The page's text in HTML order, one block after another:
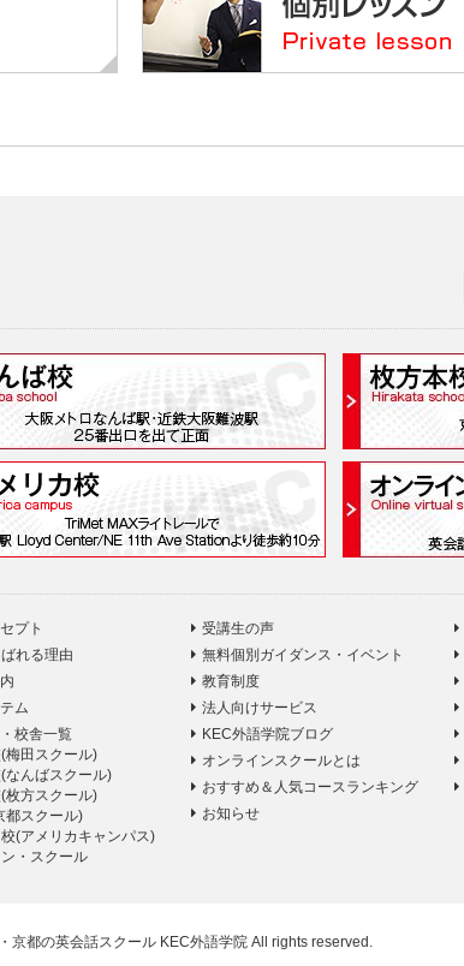
プト
れる理由
ム
校舎一覧
梅田スクール)
なんばスクール)
枚方スクール)
都スクール)
(アメリカキャンパス)
・スクール
受講生の声
無料個別ガイダンス・イベント
教育制度
法人向けサービス
KEC外語学院ブログ
オンラインスクールとは
おすすめ＆人気コースランキング
お知らせ
京都の英会話スクール KEC外語学院 All rights reserved.